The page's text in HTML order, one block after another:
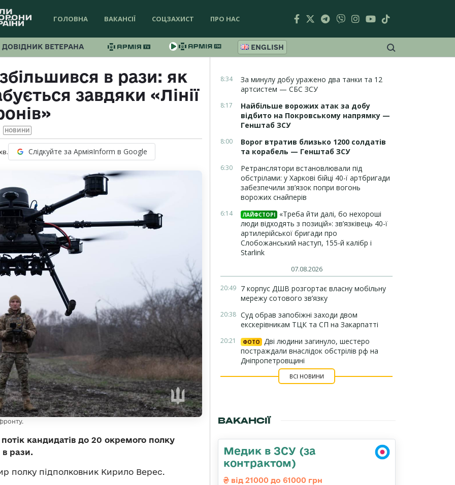
ГОЛОВНА ВАКАНСІЇ СОЦЗАХИСТ ПРО НАС
ДОВІДНИК ВЕТЕРАНА ENGLISH
в рази: як
завдяки «Лінії
НОВИНИ
Слідкуйте за АрміяInform в Google
кандидатів до 20 окремого полку
в рази.
полку підполковник Кирило Верес.
8:34
За минулу добу уражено два танки та 12
артсистем — СБС ЗСУ
8:17
Найбільше ворожих атак за добу
відбито на Покровському напрямку —
Генштаб ЗСУ
8:00
Ворог втратив близько 1200 солдатів
та корабель — Генштаб ЗСУ
6:30
Ретранслятори встановлювали під
обстрілами: у Харкові бійці 40-ї артбригади
забезпечили зв’язок попри вогонь
ворожих снайперів
6:14 ЛАЙФСТОРІ
«Треба йти далі, бо нехороші
люди відходять з позицій»: зв’язківець 40-ї
артилерійської бригади про
Слобожанський наступ, 155-й калібр і
Starlink
07.08.2026
20:49 7 корпус ДШВ розгортає власну мобільну
мережу сотового зв’язку
20:38 Суд обрав запобіжні заходи двом
екскерівникам ТЦК та СП на Закарпатті
20:21 ФОТО
Дві людини загинуло, шестеро
постраждали внаслідок обстрілів рф на
Дніпропетровщині
ВСІ НОВИНИ
ВАКАНСІЇ
Медик в ЗСУ (за
контрактом)
від 21000 до 61000 грн